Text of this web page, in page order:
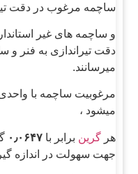
ساچمه مرغوب در دقت
و ساچمه های غیر
دقت تیراندازی به فنر و
میرسانند.
مرغوبیت ساچمه با
میشود ،
هرگرین برابر با۰٫۰۶۴۷
جهت سهولت در اندازه